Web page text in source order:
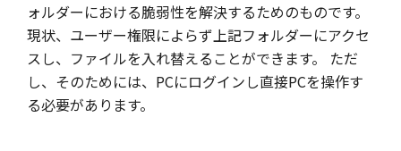
ォルダーにおける脆弱性を解決するためのものです。
現状、ユーザー権限によらず上記フォルダーにアクセ
スし、ファイルを入れ替えることができます。 ただ
し、そのためには、PCにログインし直接PCを操作す
る必要があります。